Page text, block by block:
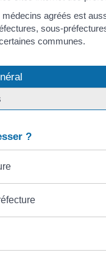
médecins agréés est
sous-
communes.
?